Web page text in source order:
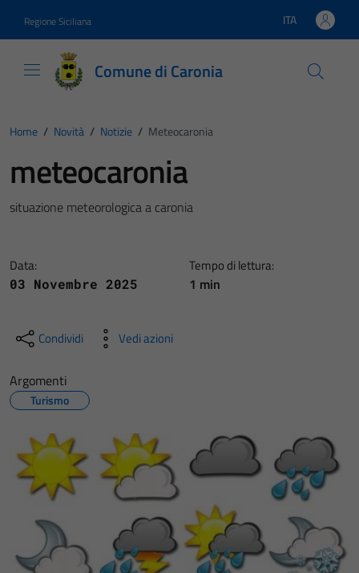
Regione Siciliana Lingua attiva:
ITA
Comune di Caronia
Home / Novità / Notizie / Meteocaronia
meteocaronia
situazione meteorologica a caronia
Data:
03 Novembre 2025
Tempo di lettura:
1 min
Condividi Vedi azioni
Argomenti
Turismo